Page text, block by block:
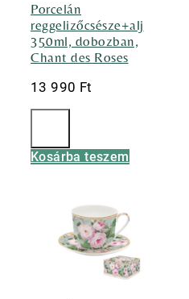
Porcelán
reggelizőcsésze+alj
350ml, dobozban,
Chant des Roses
13 990 Ft
Kosárba teszem